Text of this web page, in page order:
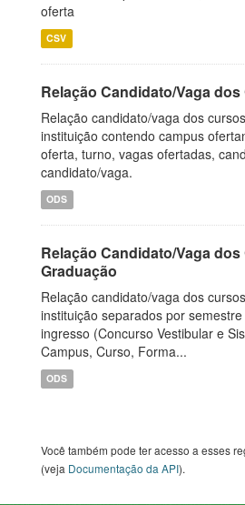
oferta
CSV
Relação Candidato/Vaga
Relação candidato/vaga dos
instituição contendo campus
oferta, turno, vagas ofertadas,
candidato/vaga.
ODS
Relação Candidato/Vaga
Graduação
Relação candidato/vaga dos
instituição separados por
ingresso (Concurso Vestibular e
Campus, Curso, Forma...
ODS
Você também pode ter acesso a esses
(veja Documentação da API).